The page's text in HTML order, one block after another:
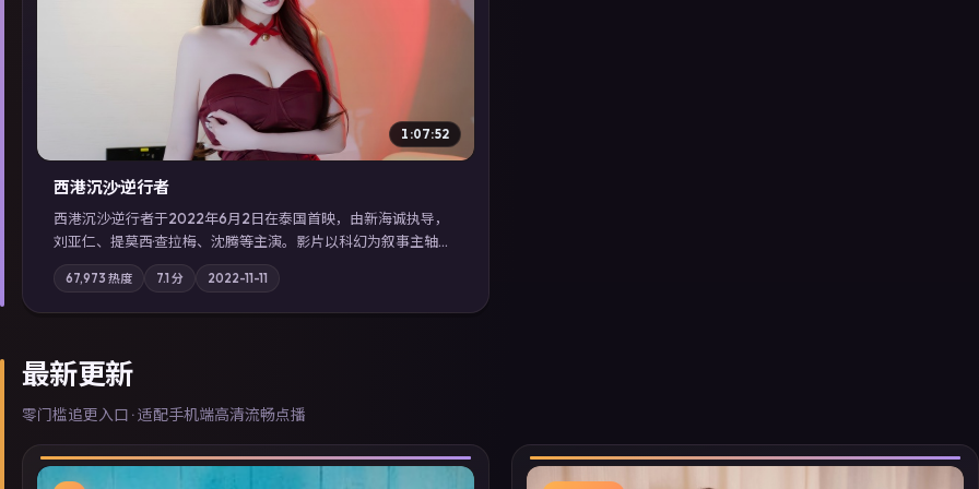
▶
1:07:52
西港沉沙·逆行者
西港沉沙·逆行者于2022年6月2日在泰国首映，由新海诚执导，
刘亚仁、提莫西·查拉梅、沈腾等主演。影片以科幻为叙事主轴，
失踪人口档案牵出跨国灰色产业链；摄影与配乐强化地域气质；
站内亦可通过「国产免费观看高清电视剧在线看」延展检索同类
型高分佳作，畅享高清在线追剧体验。
67,973 热度 7.1 分 2022-11-11
最新更新
零门槛追更入口 · 适配手机端高清流畅点播